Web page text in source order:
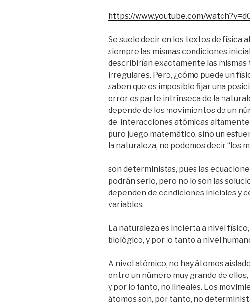
https://www.youtube.com/
Se suele decir en los textos de física
siempre las mismas condiciones
describirían exactamente las
irregulares. Pero, ¿cómo puede un
saben que es imposible fijar una
error es parte intrínseca de la
depende de los movimientos de un
de interacciones atómicas altamente
puro juego matemático, sino un
la naturaleza, no podemos decir “los
son deterministas, pues las
podrán serlo, pero no lo son las
dependen de condiciones iniciales y
variables.
La naturaleza es incierta a nivel
biológico, y por lo tanto a nivel
A nivel atómico, no hay átomos
entre un número muy grande de
y por lo tanto, no lineales. Los
átomos son, por tanto, no